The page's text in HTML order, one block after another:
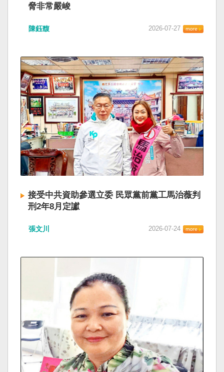
脅非常嚴峻
陳鈺馥 2026-07-27
接受中共資助參選立委 民眾黨前黨工馬治薇判
刑2年8月定讞
張文川 2026-07-24